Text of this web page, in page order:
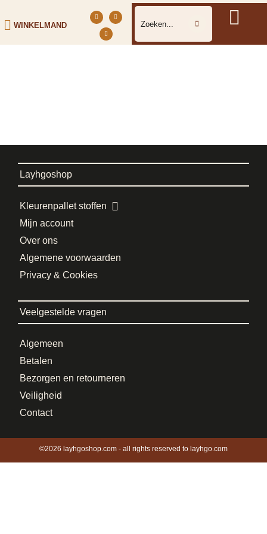
WINKELMAND
Layhgoshop
Kleurenpallet stoffen
Mijn account
Over ons
Algemene voorwaarden
Privacy & Cookies
Veelgestelde vragen
Algemeen
Betalen
Bezorgen en retourneren
Veiligheid
Contact
©2026 layhgoshop.com - all rights reserved to layhgo.com